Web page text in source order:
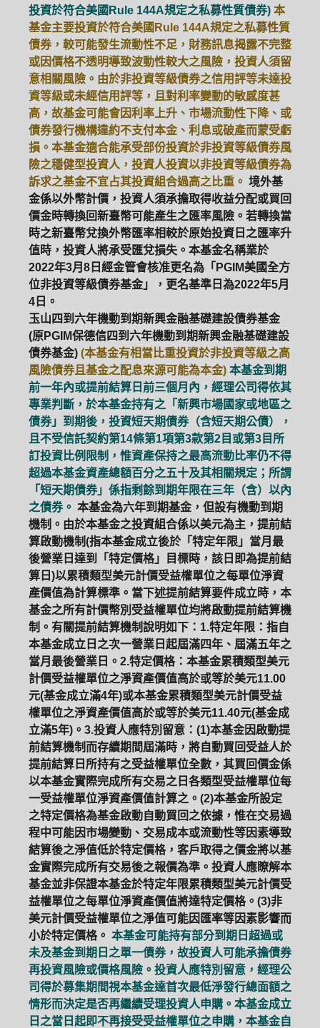
ETF 中國好時平衡 壽星優惠
醫療生化 中國品牌 0%手續費
基金申購 策略成長 拉丁美洲
大中華
投資於符合美國Rule 144A規定之私募性質債券) 本
基金主要投資於符合美國Rule 144A規定之私募性質
債券，較可能發生流動性不足，財務訊息揭露不完整
或因價格不透明導致波動性較大之風險，投資人須留
意相關風險。由於非投資等級債券之信用評等未達投
資等級或未經信用評等，且對利率變動的敏感度甚
高，故基金可能會因利率上升、市場流動性下降、或
債券發行機構違約不支付本金、利息或破產而蒙受虧
損。本基金適合能承受部份投資於非投資等級債券風
險之穩健型投資人，投資人投資以非投資等級債券為
訴求之基金不宜占其投資組合過高之比重。 境外基
金係以外幣計價，投資人須承擔取得收益分配或買回
價金時轉換回新臺幣可能產生之匯率風險。若轉換當
時之新臺幣兌換外幣匯率相較於原始投資日之匯率升
值時，投資人將承受匯兌損失。本基金名稱業於
2022年3月8日經金管會核准更名為「PGIM美國全方
位非投資等級債券基金」，更名基準日為2022年5月
4日。
玉山四到六年機動到期新興金融基礎建設債券基金
(原PGIM保德信四到六年機動到期新興金融基礎建設
債券基金) (本基金有相當比重投資於非投資等級之高
風險債券且基金之配息來源可能為本金) 本基金到期
前一年內或提前結算日前三個月內，經理公司得依其
專業判斷，於本基金持有之「新興市場國家或地區之
債券」到期後，投資短天期債券（含短天期公債），
且不受信託契約第14條第1項第3款第2目或第3目所
訂投資比例限制，惟資產保持之最高流動比率仍不得
超過本基金資產總額百分之五十及其相關規定；所謂
「短天期債券」係指剩餘到期年限在三年（含）以內
之債券。 本基金為六年到期基金，但設有機動到期
機制。由於本基金之投資組合係以美元為主，提前結
算啟動機制(指本基金成立後於「特定年限」當月最
後營業日達到「特定價格」目標時，該日即為提前結
算日)以累積類型美元計價受益權單位之每單位淨資
產價值為計算標準。當下述提前結算要件成立時，本
基金之所有計價幣別受益權單位均將啟動提前結算機
制。有關提前結算機制說明如下：1.特定年限：指自
本基金成立日之次一營業日起屆滿四年、屆滿五年之
當月最後營業日。2.特定價格：本基金累積類型美元
計價受益權單位之淨資產價值高於或等於美元11.00
元(基金成立滿4年)或本基金累積類型美元計價受益
權單位之淨資產價值高於或等於美元11.40元(基金成
立滿5年)。3.投資人應特別留意：(1)本基金因啟動提
前結算機制而存續期間屆滿時，將自動買回受益人於
提前結算日所持有之受益權單位全數，其買回價金係
以本基金實際完成所有交易之日各類型受益權單位每
一受益權單位淨資產價值計算之。(2)本基金所設定
之特定價格為基金啟動自動買回之依據，惟在交易過
程中可能因市場變動、交易成本或流動性等因素導致
結算後之淨值低於特定價格，客戶取得之價金將以基
金實際完成所有交易後之報價為準。投資人應瞭解本
基金並非保證本基金於特定年限累積類型美元計價受
益權單位之每單位淨資產價值將達特定價格。(3)非
美元計價受益權單位之淨值可能因匯率等因素影響而
小於特定價格。 本基金可能持有部分到期日超過或
未及基金到期日之單一債券，故投資人可能承擔債券
再投資風險或價格風險。投資人應特別留意，經理公
司得於募集期間視本基金達首次最低淨發行總面額之
情形而決定是否再繼續受理投資人申購。本基金成立
日之當日起即不再接受受益權單位之申購，本基金自